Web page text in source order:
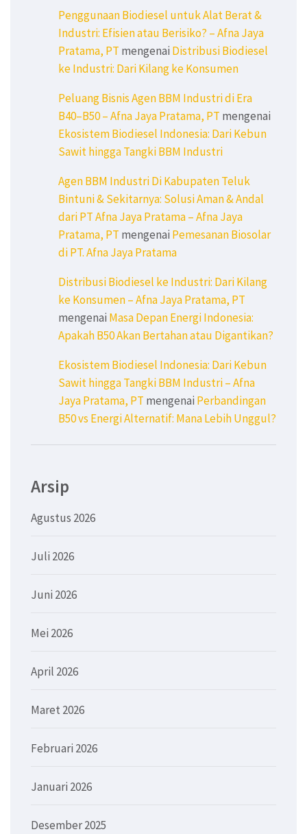
Penggunaan Biodiesel untuk Alat Berat &
Industri: Efisien atau Berisiko? – Afna Jaya
Pratama, PT mengenai Distribusi Biodiesel
ke Industri: Dari Kilang ke Konsumen
Peluang Bisnis Agen BBM Industri di Era
B40–B50 – Afna Jaya Pratama, PT mengenai
Ekosistem Biodiesel Indonesia: Dari Kebun
Sawit hingga Tangki BBM Industri
Agen BBM Industri Di Kabupaten Teluk
Bintuni & Sekitarnya: Solusi Aman & Andal
dari PT Afna Jaya Pratama – Afna Jaya
Pratama, PT mengenai Pemesanan Biosolar
di PT. Afna Jaya Pratama
Distribusi Biodiesel ke Industri: Dari Kilang
ke Konsumen – Afna Jaya Pratama, PT
mengenai Masa Depan Energi Indonesia:
Apakah B50 Akan Bertahan atau Digantikan?
Ekosistem Biodiesel Indonesia: Dari Kebun
Sawit hingga Tangki BBM Industri – Afna
Jaya Pratama, PT mengenai Perbandingan
B50 vs Energi Alternatif: Mana Lebih Unggul?
Arsip
Agustus 2026
Juli 2026
Juni 2026
Mei 2026
April 2026
Maret 2026
Februari 2026
Januari 2026
Desember 2025